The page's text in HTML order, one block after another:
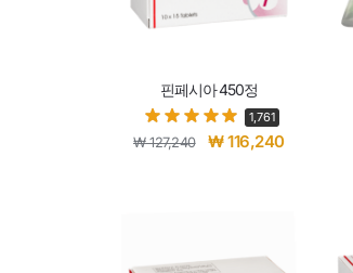
핀페시아 450정
1,761
₩127,240 ₩116,240